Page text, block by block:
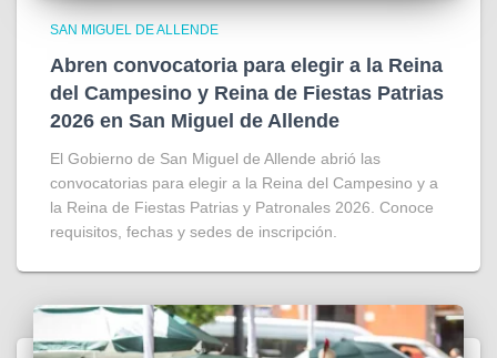
SAN MIGUEL DE ALLENDE
Abren convocatoria para elegir a la Reina
del Campesino y Reina de Fiestas Patrias
2026 en San Miguel de Allende
El Gobierno de San Miguel de Allende abrió las
convocatorias para elegir a la Reina del Campesino y a
la Reina de Fiestas Patrias y Patronales 2026. Conoce
requisitos, fechas y sedes de inscripción.